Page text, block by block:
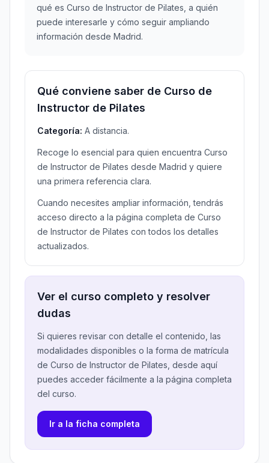
qué es Curso de Instructor de Pilates, a quién
puede interesarle y cómo seguir ampliando
información desde Madrid.
Qué conviene saber de Curso de
Instructor de Pilates
Categoría: A distancia.
Recoge lo esencial para quien encuentra Curso
de Instructor de Pilates desde Madrid y quiere
una primera referencia clara.
Cuando necesites ampliar información, tendrás
acceso directo a la página completa de Curso
de Instructor de Pilates con todos los detalles
actualizados.
Ver el curso completo y resolver
dudas
Si quieres revisar con detalle el contenido, las
modalidades disponibles o la forma de matrícula
de Curso de Instructor de Pilates, desde aquí
puedes acceder fácilmente a la página completa
del curso.
Ir a la ficha completa